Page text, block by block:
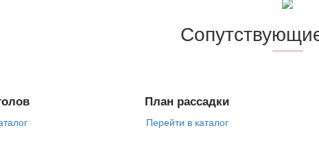
План рассадки
Перейти в каталог